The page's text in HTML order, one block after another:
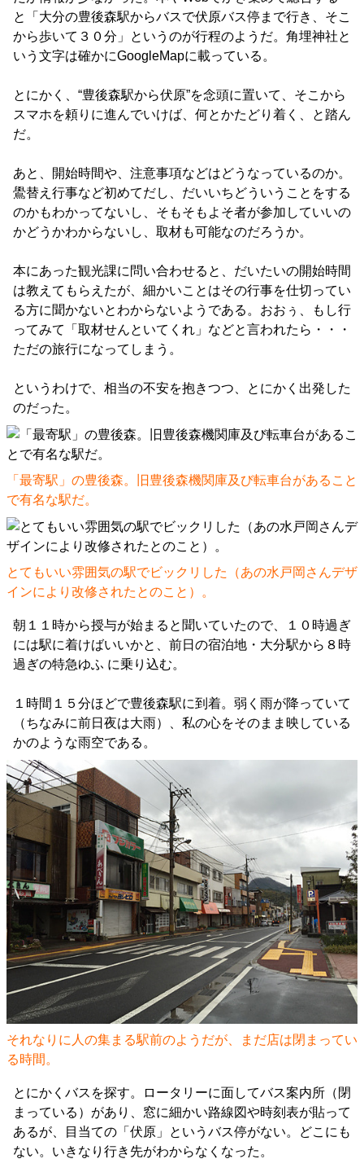
と「大分の豊後森駅からバスで伏原バス停まで行き、そこ
から歩いて３０分」というのが行程のようだ。角埋神社と
いう文字は確かにGoogleMapに載っている。
とにかく、“豊後森駅から伏原”を念頭に置いて、そこから
スマホを頼りに進んでいけば、何とかたどり着く、と踏ん
だ。
あと、開始時間や、注意事項などはどうなっているのか。
鷽替え行事など初めてだし、だいいちどういうことをする
のかもわかってないし、そもそもよそ者が参加していいの
かどうかわからないし、取材も可能なのだろうか。
本にあった観光課に問い合わせると、だいたいの開始時間
は教えてもらえたが、細かいことはその行事を仕切ってい
る方に聞かないとわからないようである。おおぅ、もし行
ってみて「取材せんといてくれ」などと言われたら・・・
ただの旅行になってしまう。
というわけで、相当の不安を抱きつつ、とにかく出発した
のだった。
「最寄駅」の豊後森。旧豊後森機関庫及び転車台があること
で有名な駅だ。
とてもいい雰囲気の駅でビックリした（あの水戸岡さんデザ
インにより改修されたとのこと）。
朝１１時から授与が始まると聞いていたので、１０時過ぎ
には駅に着けばいいかと、前日の宿泊地・大分駅から８時
過ぎの特急ゆふ に乗り込む。
１時間１５分ほどで豊後森駅に到着。弱く雨が降っていて
（ちなみに前日夜は大雨）、私の心をそのまま映している
かのような雨空である。
それなりに人の集まる駅前のようだが、まだ店は閉まってい
る時間。
とにかくバスを探す。ロータリーに面してバス案内所（閉
まっている）があり、窓に細かい路線図や時刻表が貼って
あるが、目当ての「伏原」というバス停がない。どこにも
ない。いきなり行き先がわからなくなった。